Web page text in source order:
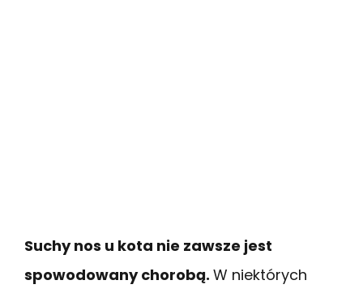
Suchy nos u kota nie zawsze jest
spowodowany chorobą. W niektórych